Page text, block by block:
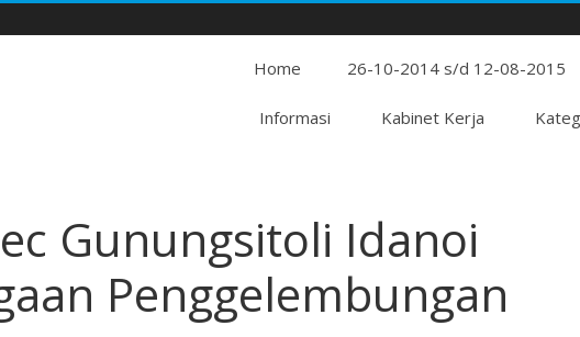
to
Home 26-10-2014 s/d 12-08-2015
Informasi Kabinet Kerja
Gunungsitoli Idanoi
Penggelembungan